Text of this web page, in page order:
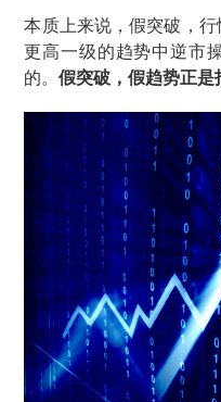
本质上来说，假突破，
更高一级的趋势中逆市
的。假突破，假趋势正是